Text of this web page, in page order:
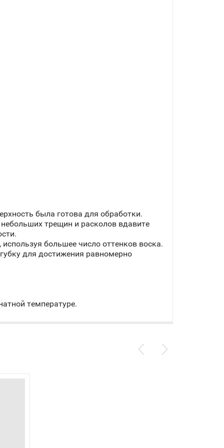
была готова для обработки.
трещин и расколов вдавите
большее число оттенков воска.
для достижения равномерно
температуре.